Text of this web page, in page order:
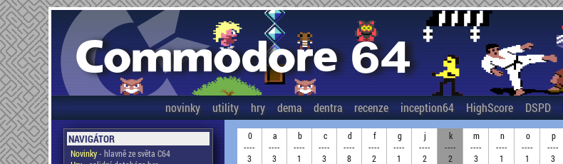
novinky utility hry dema dentra recenze inception64 HighScore DSPD
NAVIGÁTOR
Novinky- hlavně ze světa C64
0
----
3
a
----
3
b
----
1
c
----
3
d
----
8
f
----
2
g
----
1
j
----
2
k
----
2
m
----
3
n
----
1
o
----
1
p
----
3